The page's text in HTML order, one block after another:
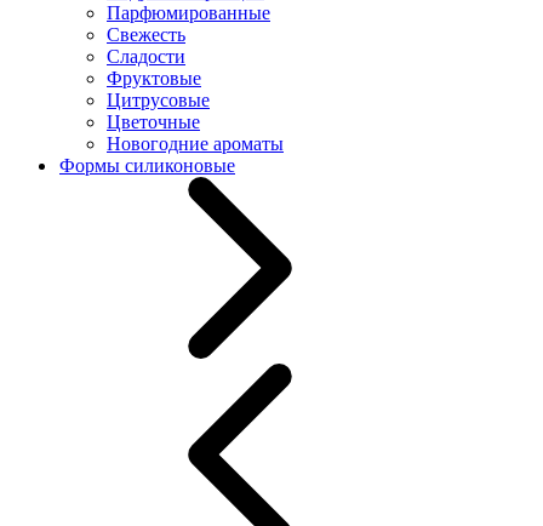
Парфюмированные
Свежесть
Сладости
Фруктовые
Цитрусовые
Цветочные
Новогодние ароматы
Формы силиконовые